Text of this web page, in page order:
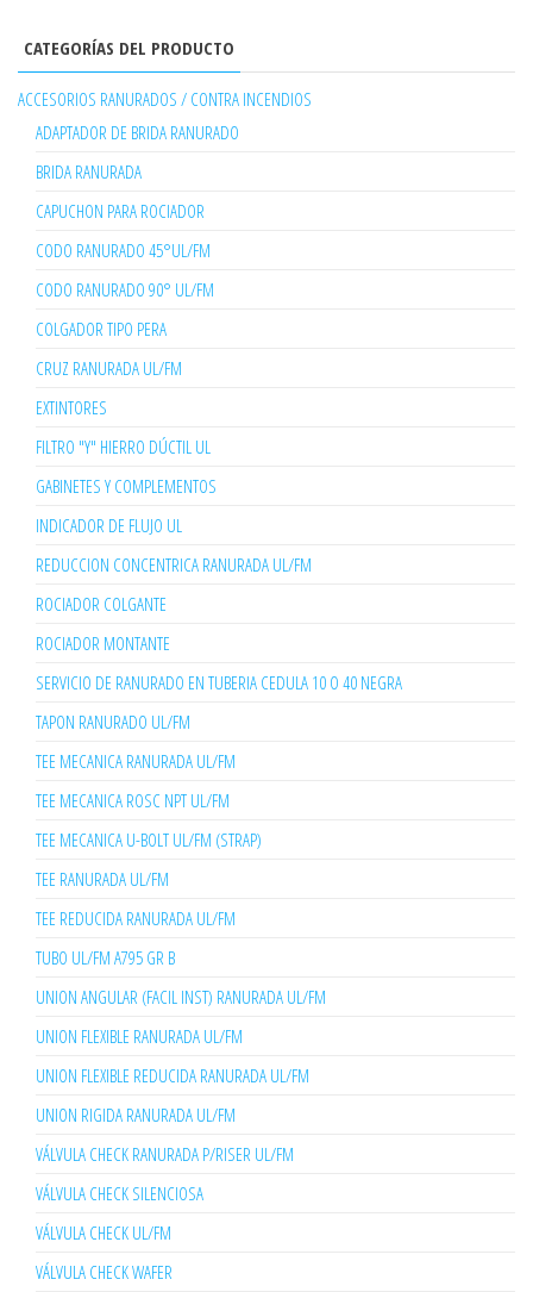
CATEGORÍAS DEL PRODUCTO
ACCESORIOS RANURADOS / CONTRA INCENDIOS
ADAPTADOR DE BRIDA RANURADO
BRIDA RANURADA
CAPUCHON PARA ROCIADOR
CODO RANURADO 45°UL/FM
CODO RANURADO 90° UL/FM
COLGADOR TIPO PERA
CRUZ RANURADA UL/FM
EXTINTORES
FILTRO "Y" HIERRO DÚCTIL UL
GABINETES Y COMPLEMENTOS
INDICADOR DE FLUJO UL
REDUCCION CONCENTRICA RANURADA UL/FM
ROCIADOR COLGANTE
ROCIADOR MONTANTE
SERVICIO DE RANURADO EN TUBERIA CEDULA 10 O 40 NEGRA
TAPON RANURADO UL/FM
TEE MECANICA RANURADA UL/FM
TEE MECANICA ROSC NPT UL/FM
TEE MECANICA U-BOLT UL/FM (STRAP)
TEE RANURADA UL/FM
TEE REDUCIDA RANURADA UL/FM
TUBO UL/FM A795 GR B
UNION ANGULAR (FACIL INST) RANURADA UL/FM
UNION FLEXIBLE RANURADA UL/FM
UNION FLEXIBLE REDUCIDA RANURADA UL/FM
UNION RIGIDA RANURADA UL/FM
VÁLVULA CHECK RANURADA P/RISER UL/FM
VÁLVULA CHECK SILENCIOSA
VÁLVULA CHECK UL/FM
VÁLVULA CHECK WAFER